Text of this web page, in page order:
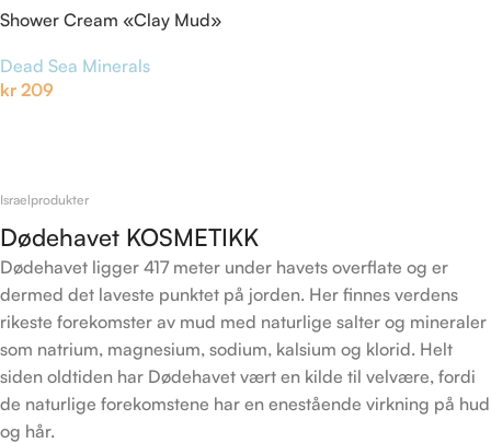
Shower Cream «Clay Mud»
Dead Sea Minerals
kr 209
Israelprodukter
Dødehavet KOSMETIKK
Dødehavet ligger 417 meter under havets overflate og er
dermed det laveste punktet på jorden. Her finnes verdens
rikeste forekomster av mud med naturlige salter og mineraler
som natrium, magnesium, sodium, kalsium og klorid. Helt
siden oldtiden har Dødehavet vært en kilde til velvære, fordi
de naturlige forekomstene har en enestående virkning på hud
og hår.